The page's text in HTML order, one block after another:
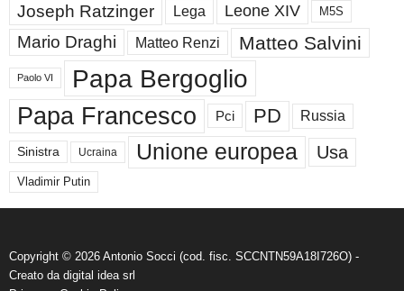
Joseph Ratzinger Lega Leone XIV M5S
Mario Draghi Matteo Renzi Matteo Salvini
Paolo VI Papa Bergoglio
Papa Francesco Pci PD Russia
Sinistra Ucraina Unione europea Usa
Vladimir Putin
Copyright © 2026 Antonio Socci (cod. fisc. SCCNTN59A18I726O) -
Creato da digital idea srl